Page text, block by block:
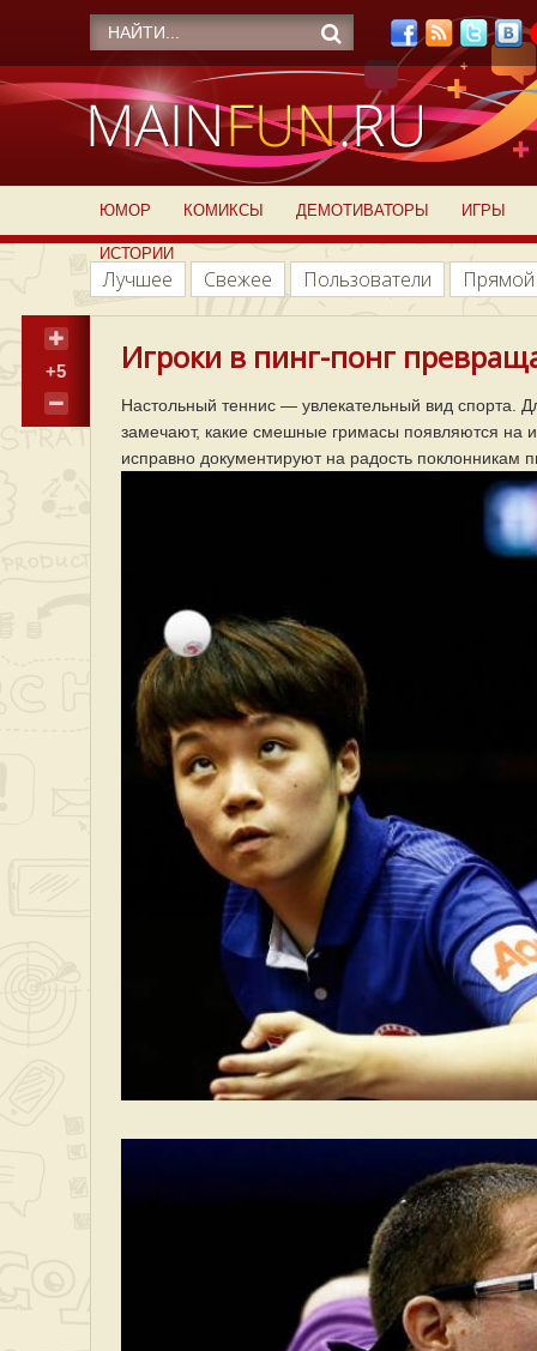
ЮМОР КОМИКСЫ ДЕМОТИВАТОРЫ ИГРЫ
ИСТОРИИ
Лучшее Свежее Пользователи
+5 Игроки в пинг-понг
Настольный теннис — увлекательный вид спорта.
замечают, какие смешные гримасы появляются на
исправно документируют на радость поклонникам